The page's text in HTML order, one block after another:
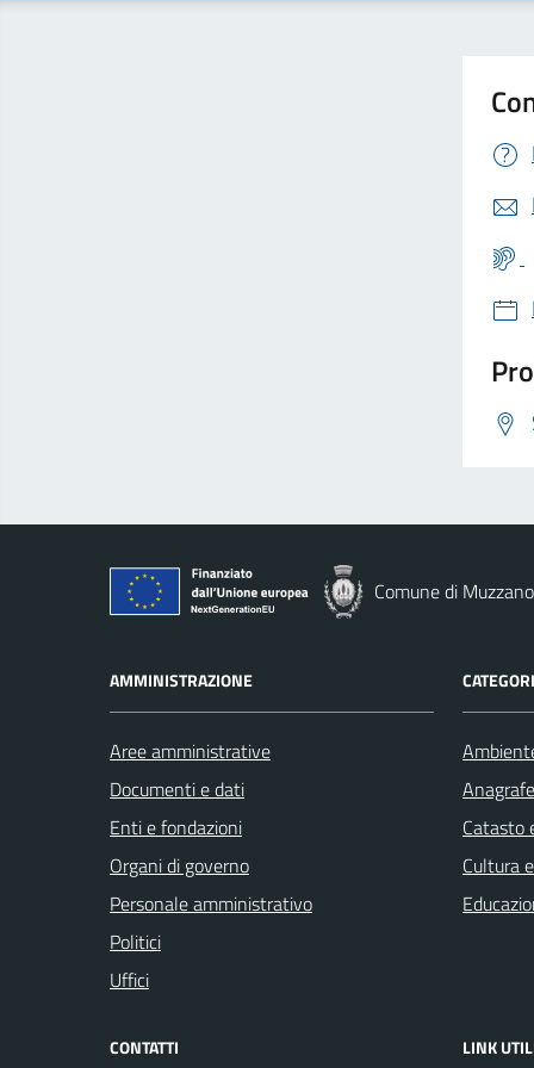
Comune di Muzzano
AMMINISTRAZIONE
Aree amministrative
Documenti e dati
Enti e fondazioni
Organi di governo
Personale amministrativo
Politici
Uffici
Catasto
Cultura
CONTATTI LINK